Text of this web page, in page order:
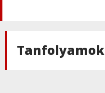
Tanfolyamok